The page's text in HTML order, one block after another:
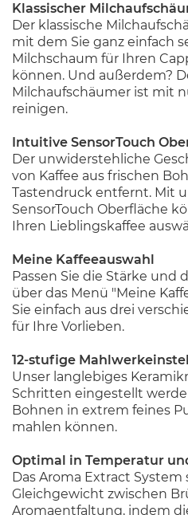
Klassischer
Der klassische
mit dem Sie ganz einfach
Milchschaum für Ihren
können. Und außerdem?
Milchaufschäumer ist mit
reinigen.
Intuitive SensorTouch
Der unwiderstehliche
von Kaffee aus frischen
Tastendruck entfernt. Mit
SensorTouch Oberfläche
Ihren Lieblingskaffee
Meine Kaffeeauswahl
Passen Sie die Stärke und
über das Menü "Meine
Sie einfach aus drei
für Ihre Vorlieben.
12-stufige
Unser langlebiges
Schritten eingestellt
Bohnen in extrem feines
mahlen können.
Optimal in Temperatur
Das Aroma Extract
Gleichgewicht zwischen
Aromaentfaltung, indem